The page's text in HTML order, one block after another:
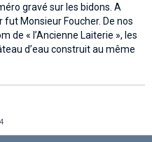
gravé sur les bidons. A
Monsieur Foucher. De nos
de « l’Ancienne Laiterie », les
d’eau construit au même